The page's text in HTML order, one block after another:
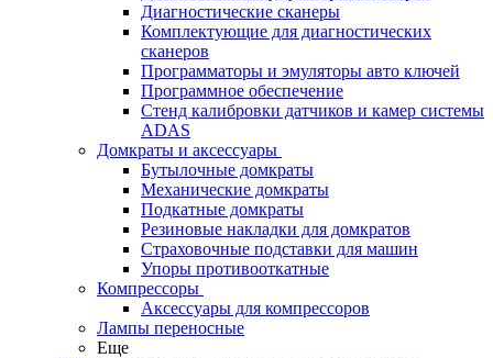
Диагностические сканеры
Комплектующие для диагностических
сканеров
Программаторы и эмуляторы авто ключей
Программное обеспечение
Стенд калибровки датчиков и камер системы
ADAS
Домкраты и аксессуары
Бутылочные домкраты
Механические домкраты
Подкатные домкраты
Резиновые накладки для домкратов
Страховочные подставки для машин
Упоры противооткатные
Компрессоры
Аксессуары для компрессоров
Лампы переносные
Еще